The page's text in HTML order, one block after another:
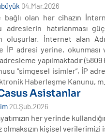
04.Mar.2026
bağlı olan her cihazın
adreslerin hatırlanması
oluşurlar. İnternet alan
İP adresi yerine, okunması
yapılmaktadır
“simgesel isimler”, İP
Haberleşme Kanunu, m.
Asistanlar
20.Şub.2026
her yerinde
olmaksızın kişisel